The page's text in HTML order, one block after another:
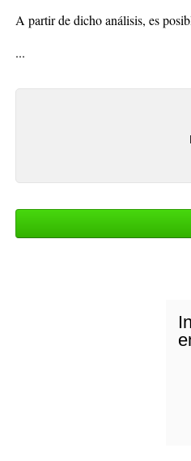
A partir de dicho análisis, es
...